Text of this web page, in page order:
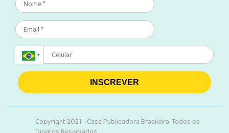
INSCREVER
Copyright 2021 - Casa Publicadora Brasileira. Todos os